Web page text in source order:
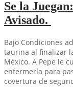
Se la
Avisado.
Bajo Condiciones
taurina al finalizar
México. A Pepe le
enfermería para
covertura de